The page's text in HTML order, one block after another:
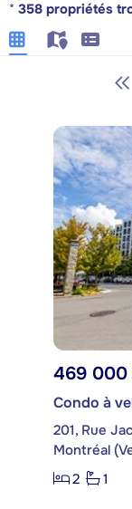
* 358 propriétés
469 000
Condo à
201, Rue
Montréal
2
1